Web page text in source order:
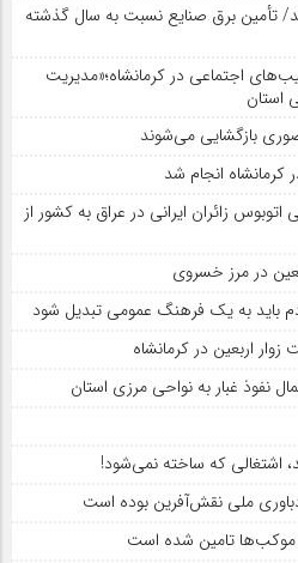
تأمین برق صنایع نسبت به سال گذشته
اجتماعی در کرمانشاه؛«مدیریت
استان
بازگشایی می‌شوند
کرمانشاه انجام شد
اتوبوس زائران ایرانی در عراق به کشور از
در مرز خسروی
باید به یک فرهنگ عمومی تبدیل شود
اربعین در کرمانشاه
نفوذ غبار به نواحی مرزی استان
اشتغالی که ساخته نمی‌شود!
ملی نقش‌آفرین بوده است
موکب‌ها تامین شده است